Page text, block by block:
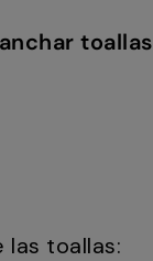
toallas
las toallas: